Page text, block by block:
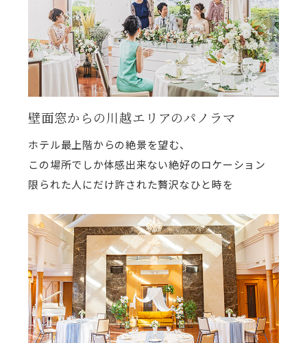
壁面窓からの川越エリアのパノラマ
ホテル最上階からの絶景を望む、
この場所でしか体感出来ない絶好のロケーション
限られた人にだけ許された贅沢なひと時を